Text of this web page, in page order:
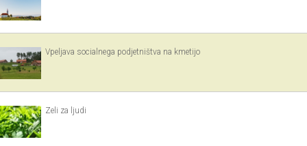
Vpeljava socialnega podjetništva na kmetijo
Zeli za ljudi